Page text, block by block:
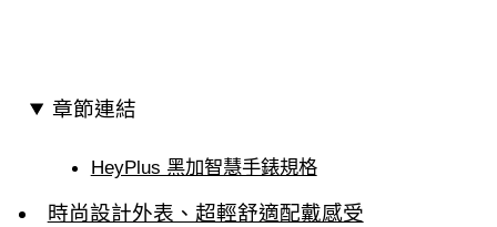
章節連結
HeyPlus 黑加智慧手錶規格
時尚設計外表、超輕舒適配戴感受